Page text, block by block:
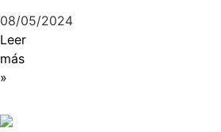
08/05/2024
Leer
más
»